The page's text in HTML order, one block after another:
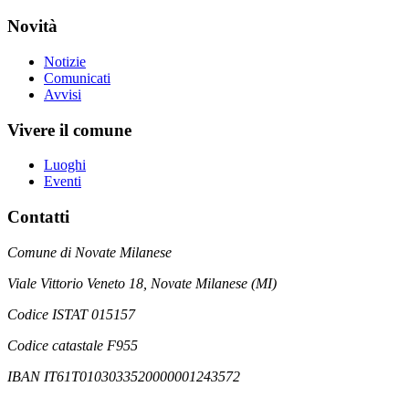
Novità
Notizie
Comunicati
Avvisi
Vivere il comune
Luoghi
Eventi
Contatti
Comune di Novate Milanese
Viale Vittorio Veneto 18, Novate Milanese (MI)
Codice ISTAT 015157
Codice catastale F955
IBAN IT61T0103033520000001243572